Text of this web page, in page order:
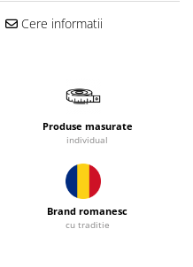
Cere informatii
Produse masurate
individual
Brand romanesc
cu traditie